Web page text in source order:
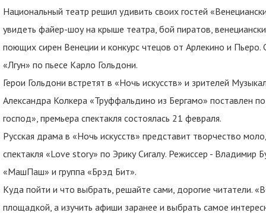
Национальный театр решил удивить своих гостей
увидеть файер-шоу на крыше театра, бой пиратов,
поющих сирен Венеции и конкурс чтецов от Арлекино и Пьеро.
«Лгун» по пьесе Карло Гольдони.
Герои Гольдони встретят в «Ночь искусств» и зрителей
Александра Колкера «Труффальдино из Бергамо» поставлен
господ», премьера спектакля состоялась 21 февраля.
Русская драма в «Ночь искусств» представит творчество
спектакля «Love story» по Эрику Сигалу. Режиссер - Владимир
«МашПаш» и группа «Брэд Бит».
Куда пойти и что выбрать, решайте сами, дорогие читатели.
площадкой, а изучить афиши заранее и выбрать самое